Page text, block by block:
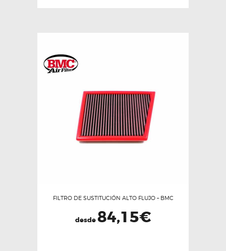
FILTRO DE SUSTITUCIÓN ALTO FLUJO – BMC
desde84,15€